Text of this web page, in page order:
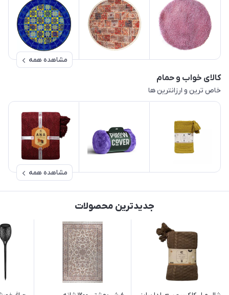
مشاهده همه
کالای خواب و حمام
خاص ترین و ارزانترین ها
مشاهده همه
جدیدترین محصولات